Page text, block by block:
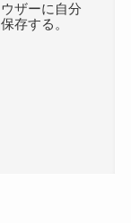
ザーに自分
存する。